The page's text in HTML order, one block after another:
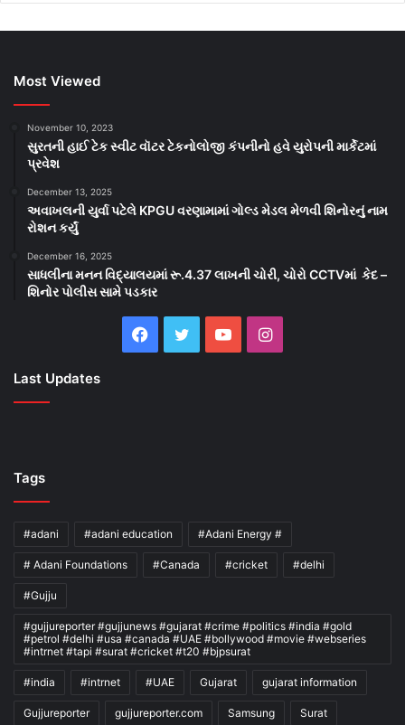
Most Viewed
November 10, 2023
સુરતની હાઈ ટેક સ્વીટ વૉટર ટેકનોલોજી કંપનીનો હવે યુરોપની માર્કેટમાં
પ્રવેશ
December 13, 2025
અવાખલની યુર્વા પટેલે KPGU વરણામામાં ગોલ્ડ મેડલ મેળવી શિનોરનું નામ
રોશન કર્યું
December 16, 2025
સાધલીના મનન વિદ્યાલયમાં રૂ.4.37 લાખની ચોરી, ચોરો CCTVમાં કેદ –
શિનોર પોલીસ સામે પડકાર
Facebook
Twitter YouTubeInstagram
Last Updates
Tags
#adani #adani education #Adani Energy #
# Adani Foundations #Canada #cricket #delhi
#Gujju
#gujjureporter #gujjunews #gujarat #crime #politics #india #gold
#petrol #delhi #usa #canada #UAE #bollywood #movie #webseries
#intrnet #tapi #surat #cricket #t20 #bjpsurat
#india #intrnet #UAE Gujarat gujarat information
Gujjureporter gujjureporter.com Samsung Surat